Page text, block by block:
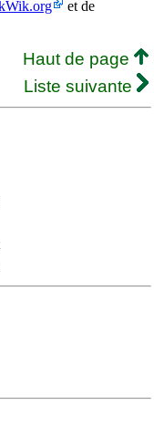
et de
Haut de page
Liste suivante